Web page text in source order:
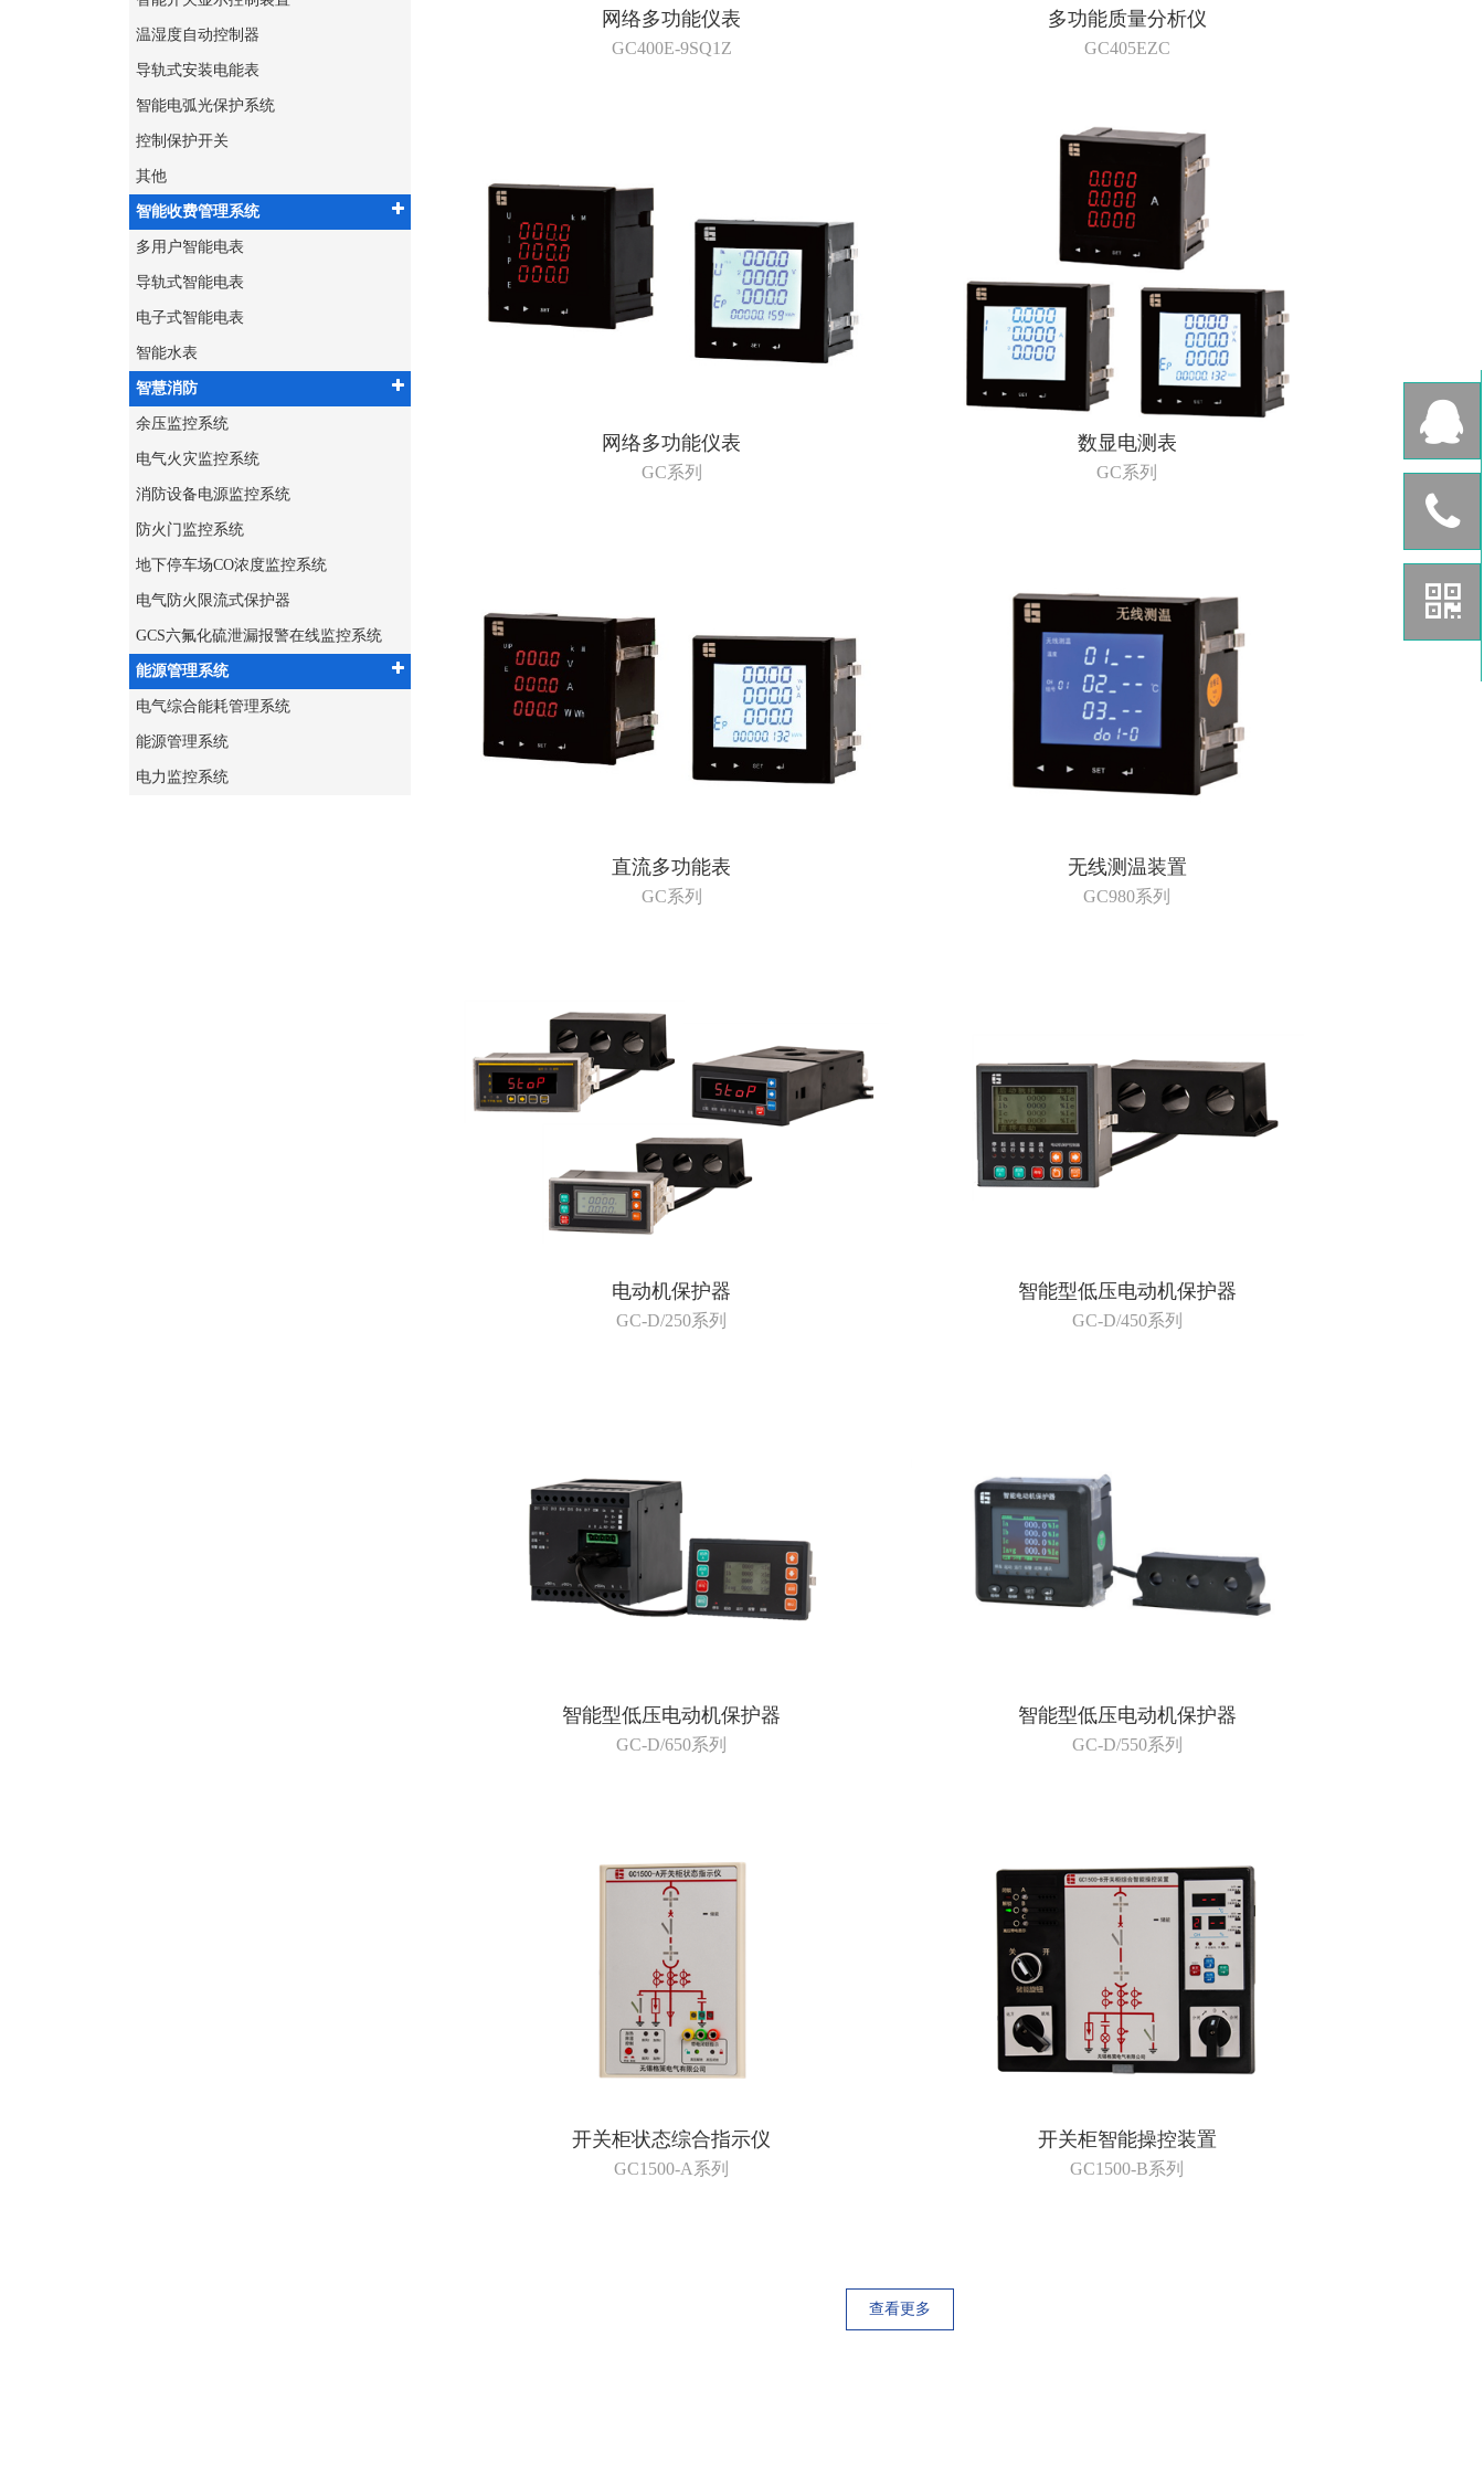
温湿度自动控制器
导轨式安装电能表
智能电弧光保护系统
控制保护开关
其他
智能收费管理系统
多用户智能电表
导轨式智能电表
电子式智能电表
智能水表
智慧消防
余压监控系统
电气火灾监控系统
消防设备电源监控系统
防火门监控系统
地下停车场CO浓度监控系统
电气防火限流式保护器
GCS六氟化硫泄漏报警在线监控系统
能源管理系统
电气综合能耗管理系统
能源管理系统
电力监控系统
网络多功能仪表
GC400E-9SQ1Z
多功能质量分析仪
GC405EZC
网络多功能仪表
GC系列
数显电测表
GC系列
直流多功能表
GC系列
无线测温装置
GC980系列
电动机保护器
GC-D/250系列
智能型低压电动机保护器
GC-D/450系列
智能型低压电动机保护器
GC-D/650系列
智能型低压电动机保护器
GC-D/550系列
开关柜状态综合指示仪
GC1500-A系列
开关柜智能操控装置
GC1500-B系列
查看更多